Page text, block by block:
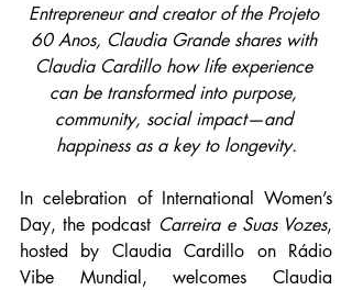
Entrepreneur and creator of the Projeto
60 Anos, Claudia Grande shares with
Claudia Cardillo how life experience
can be transformed into purpose,
community, social impact—and
happiness as a key to longevity.
In celebration of International Women’s
Day, the podcast Carreira e Suas Vozes,
hosted by Claudia Cardillo on Rádio
Vibe Mundial, welcomes Claudia